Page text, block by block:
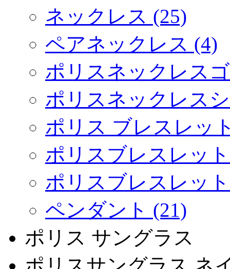
ネックレス (25)
ペアネックレス (4)
ポリスネックレス
ポリスネックレス
ポリス ブレスレッ
ポリスブレスレッ
ポリスブレスレッ
ペンダント (21)
ポリス サングラス